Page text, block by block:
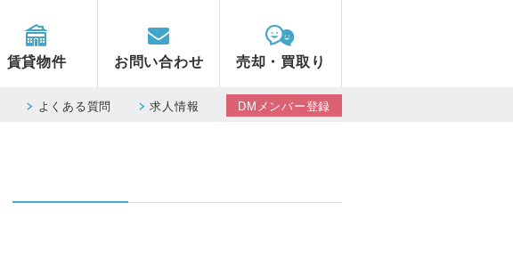
賃貸物件 お問い合わせ 売却・買取り
よくある質問 求人情報 DMメンバー登録